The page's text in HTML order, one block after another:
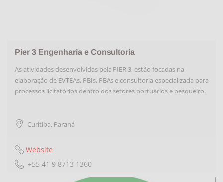
Pier 3 Engenharia e Consultoria
As atividades desenvolvidas pela PIER 3, estão focadas na
elaboração de EVTEAs, PBIs, PBAs e consultoria especializada para
processos licitatórios dentro dos setores portuários e pesqueiro.
Curitiba, Paraná
Website
+55 41 9 8713 1360